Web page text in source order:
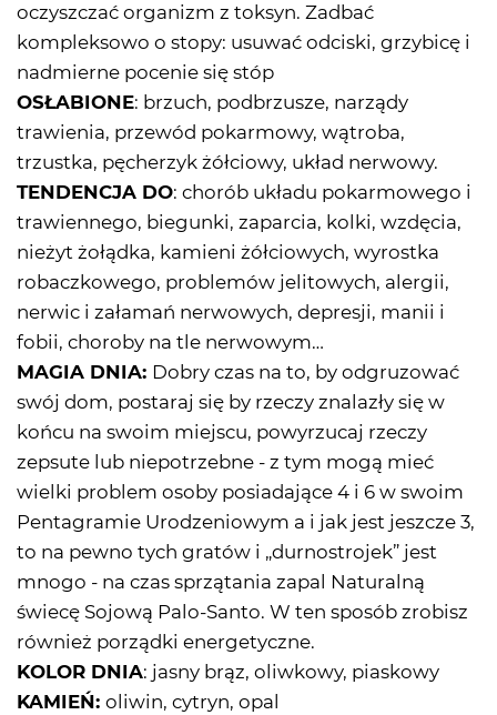
oczyszczać organizm z toksyn. Zadbać
kompleksowo o stopy: usuwać odciski, grzybicę i
nadmierne pocenie się stóp
OSŁABIONE: brzuch, podbrzusze, narządy
trawienia, przewód pokarmowy, wątroba,
trzustka, pęcherzyk żółciowy, układ nerwowy.
TENDENCJA DO: chorób układu pokarmowego i
trawiennego, biegunki, zaparcia, kolki, wzdęcia,
nieżyt żołądka, kamieni żółciowych, wyrostka
robaczkowego, problemów jelitowych, alergii,
nerwic i załamań nerwowych, depresji, manii i
fobii, choroby na tle nerwowym…
MAGIA DNIA: Dobry czas na to, by odgruzować
swój dom, postaraj się by rzeczy znalazły się w
końcu na swoim miejscu, powyrzucaj rzeczy
zepsute lub niepotrzebne - z tym mogą mieć
wielki problem osoby posiadające 4 i 6 w swoim
Pentagramie Urodzeniowym a i jak jest jeszcze 3,
to na pewno tych gratów i „durnostrojek” jest
mnogo - na czas sprzątania zapal Naturalną
świecę Sojową Palo-Santo. W ten sposób zrobisz
również porządki energetyczne.
KOLOR DNIA: jasny brąz, oliwkowy, piaskowy
KAMIEŃ: oliwin, cytryn, opal